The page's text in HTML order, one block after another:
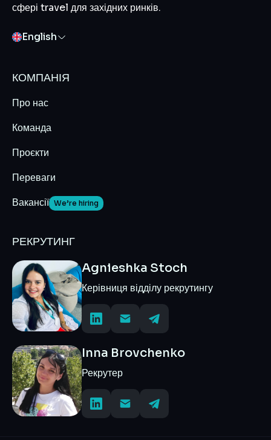
сфері travel для західних ринків.
English
КОМПАНІЯ
Про нас
Команда
Проєкти
Переваги
Вакансії We’re hiring
РЕКРУТИНГ
Agnieshka Stoch
Керівниця відділу рекрутингу
Inna Brovchenko
Рекрутер